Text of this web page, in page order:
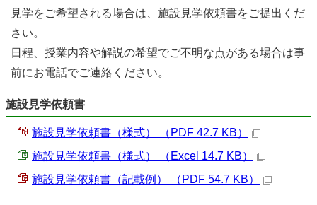
見学をご希望される場合は、施設見学依頼書をご提出くだ
さい。
日程、授業内容や解説の希望でご不明な点がある場合は事
前にお電話でご連絡ください。
施設見学依頼書
施設見学依頼書（様式） （PDF 42.7 KB）
施設見学依頼書（様式） （Excel 14.7 KB）
施設見学依頼書（記載例） （PDF 54.7 KB）